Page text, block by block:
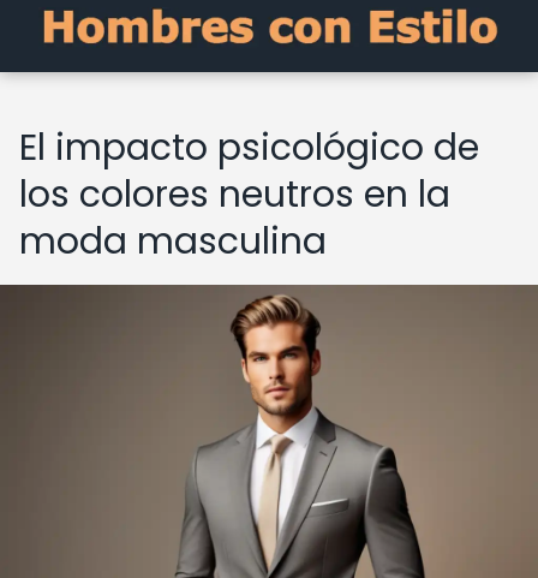
El impacto psicológico de
los colores neutros en la
moda masculina